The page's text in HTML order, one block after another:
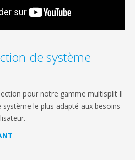
de système
pour notre gamme multisplit Il
le plus adapté aux besoins